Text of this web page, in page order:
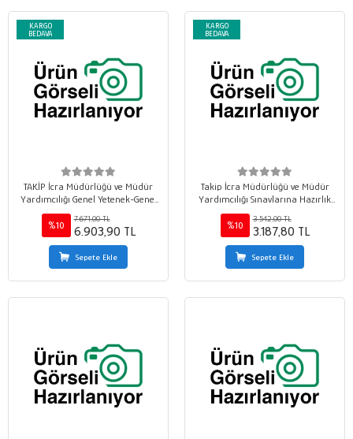
KARGO
BEDAVA
TAKİP İcra Müdürlüğü ve Müdür
Yardımcılığı Genel Yetenek-Genel
Kültür +Alan Bilgisi Seti
%10
7.671,00 TL
6.903,90 TL
Sepete Ekle
KARGO
BEDAVA
Takip İcra Müdürlüğü ve Müdür
Yardımcılığı Sınavlarına Hazırlık
Konu Seti
%10
3.542,00 TL
3.187,80 TL
Sepete Ekle